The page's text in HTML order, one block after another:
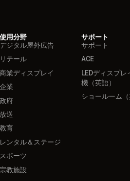
使用分野
デジタル屋外広告
リテール
商業ディスプレイ
企業
政府
放送
教育
レンタル＆ステージ
スポーツ
宗教施設
サポート
サポート
ACE
LEDディスプレ
機（英語）
ショールーム